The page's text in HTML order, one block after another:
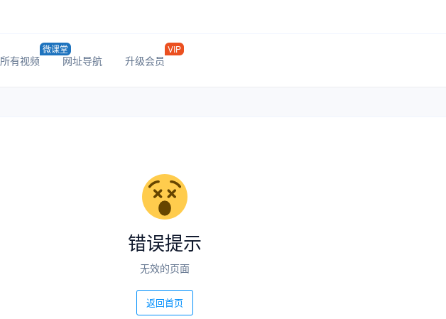
所有视频
微课堂
网址导航 升级会员
VIP
错误提示
无效的页面
返回首页